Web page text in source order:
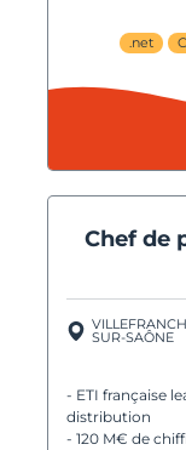
.net
Chef de
SUR-SAÔNE
- ETI française
distribution
- 120 M€ de